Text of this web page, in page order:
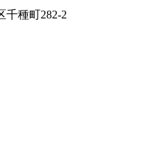
千種町282-2